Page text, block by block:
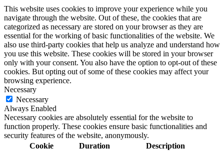
This website uses cookies to improve your experience while you
navigate through the website. Out of these, the cookies that are
categorized as necessary are stored on your browser as they are
essential for the working of basic functionalities of the website. We
also use third-party cookies that help us analyze and understand how
you use this website. These cookies will be stored in your browser
only with your consent. You also have the option to opt-out of these
cookies. But opting out of some of these cookies may affect your
browsing experience.
Necessary
Necessary
Always Enabled
Necessary cookies are absolutely essential for the website to
function properly. These cookies ensure basic functionalities and
security features of the website, anonymously.
Cookie
Duration Description